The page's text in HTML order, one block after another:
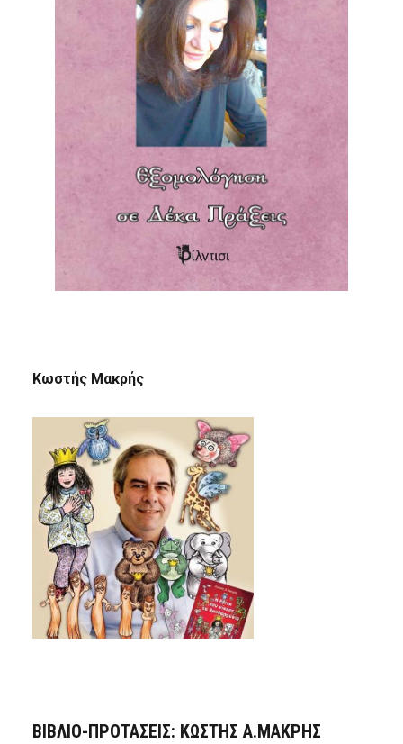
Κωστής Μακρής
ΒΙΒΛΙΟ-ΠΡΟΤΑΣΕΙΣ: ΚΩΣΤΗΣ Α.ΜΑΚΡΗΣ